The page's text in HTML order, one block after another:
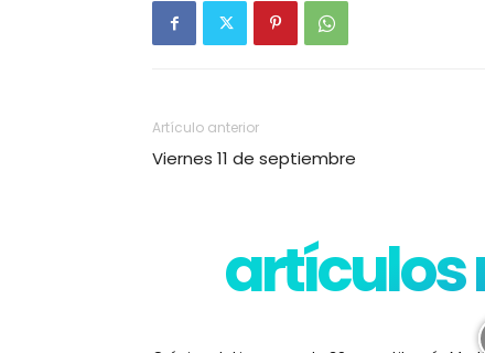
Artículo anterior
Viernes 11 de septiembre
artículos